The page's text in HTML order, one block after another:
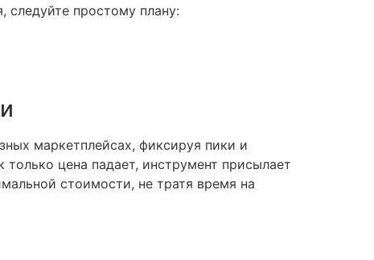
следуйте простому плану:
маркетплейсах, фиксируя пики и
цена падает, инструмент присылает
стоимости, не тратя время на